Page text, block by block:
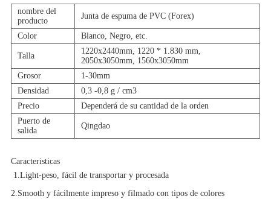
nombre del
producto
Junta de espuma de PVC (Forex)
Color Blanco, Negro, etc.
Talla
1220x2440mm, 1220 * 1.830 mm,
2050x3050mm, 1560x3050mm
Grosor
1-30mm
Densidad
0,3 -0,8 g / cm3
Precio
Dependerá de su cantidad de la orden
Puerto de
salida
Qingdao
Caracteristicas
1.Light-peso, fácil de transportar y procesada
2.Smooth y fácilmente impreso y filmado con tipos de colores